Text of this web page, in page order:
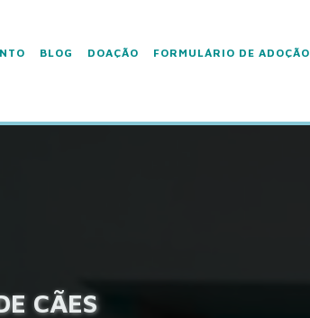
BLOG DOAÇÃO FORMULÁRIO DE ADOÇÃO
CÃES